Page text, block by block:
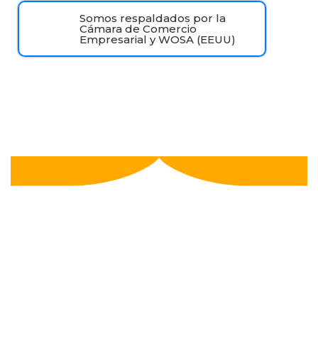
Somos respaldados por la
Cámara de Comercio
Empresarial y WOSA (EEUU)